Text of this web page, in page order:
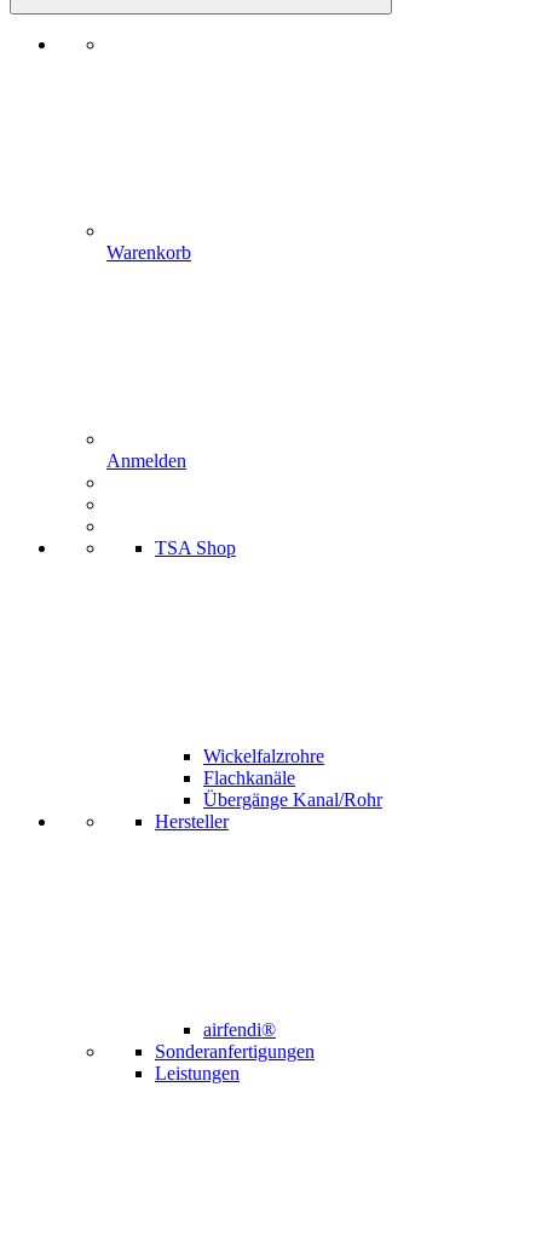
Warenkorb
Anmelden
TSA Shop
Wickelfalzrohre
Flachkanäle
Übergänge Kanal/Rohr
Hersteller
airfendi®
Sonderanfertigungen
Leistungen